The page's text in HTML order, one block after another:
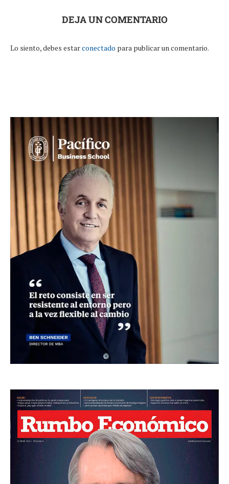
DEJA UN COMENTARIO
Lo siento, debes estarconectado para publicar un comentario.